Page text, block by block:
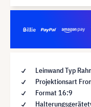
Leinwand Typ
Projektionsart
Format 16:9